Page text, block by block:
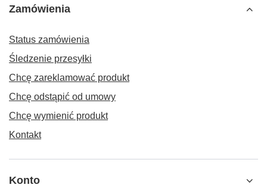
Zamówienia
Status zamówienia
Śledzenie przesyłki
Chcę zareklamować produkt
Chcę odstąpić od umowy
Chcę wymienić produkt
Kontakt
Konto